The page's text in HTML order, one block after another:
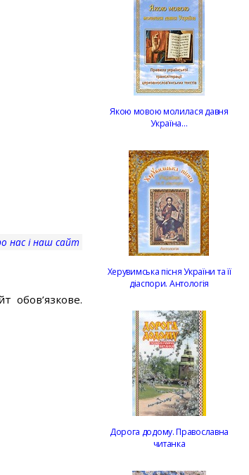
нас і наш сайт
обов’язкове.
Якою мовою молилася давня
Україна…
Херувимська пісня України та її
діаспори. Антологія
Дорога додому. Православна
читанка